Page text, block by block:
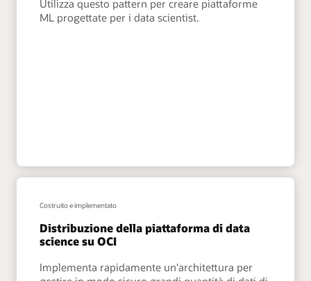
Utilizza questo pattern per creare piattaforme
ML progettate per i data scientist.
Costruito e implementato
Distribuzione della piattaforma di data
science su OCI
Implementa rapidamente un'architettura per